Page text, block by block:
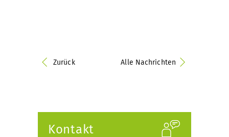
Zurück Alle Nachrichten
Kontakt